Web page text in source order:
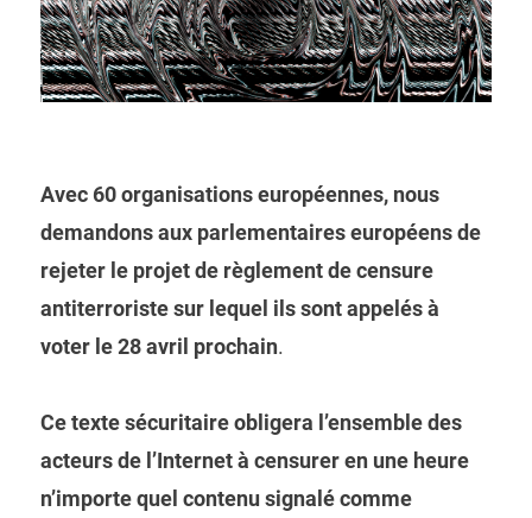
Avec 60 organisations européennes, nous
demandons aux parlementaires européens de
rejeter le projet de règlement de censure
antiterroriste sur lequel ils sont appelés à
voter le 28 avril prochain.
Ce texte sécuritaire obligera l’ensemble des
acteurs de l’Internet à censurer en une heure
n’importe quel contenu signalé comme